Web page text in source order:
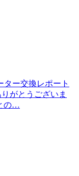
ー交換レポート
がとうございま
の…